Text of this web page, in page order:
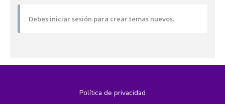
Debes iniciar sesión para crear temas nuevos.
Política de privacidad